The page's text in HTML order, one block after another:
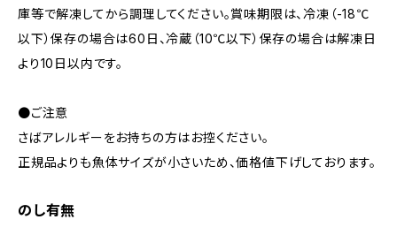
庫等で解凍してから調理してください。賞味期限は、冷凍（-18℃
以下）保存の場合は60日、冷蔵（10℃以下）保存の場合は解凍日
より10日以内です。
●ご注意
さばアレルギーをお持ちの方はお控ください。
正規品よりも魚体サイズが小さいため、価格値下げしております。
のし有無